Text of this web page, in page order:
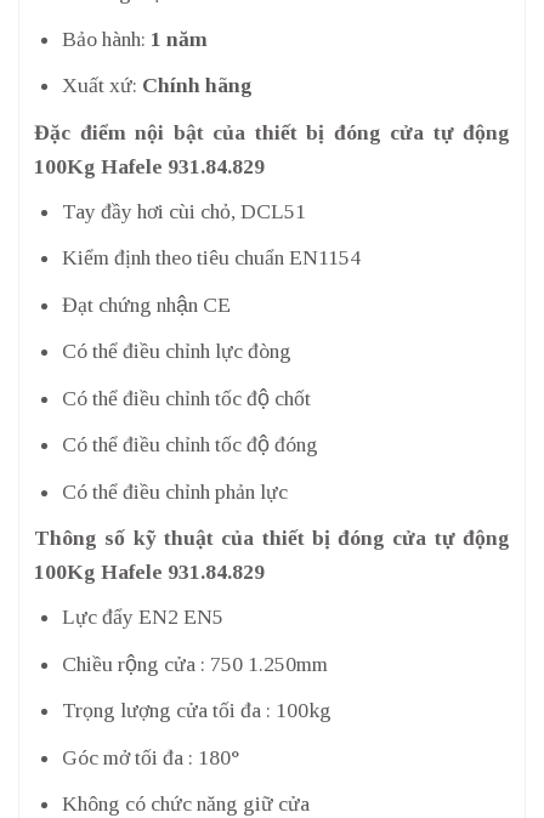
Bảo hành: 1 năm
Xuất xứ: Chính hãng
Đặc điểm nội bật của thiết bị đóng cửa tự động
100Kg Hafele 931.84.829
Tay đầy hơi cùi chỏ, DCL51
Kiểm định theo tiêu chuẩn EN1154
Đạt chứng nhận CE
Có thể điều chỉnh lực đòng
Có thể điều chỉnh tốc độ chốt
Có thể điều chỉnh tốc độ đóng
Có thể điều chỉnh phản lực
Thông số kỹ thuật của thiết bị đóng cửa tự động
100Kg Hafele 931.84.829
Lực đẩy EN2 EN5
Chiều rộng cửa : 750 1.250mm
Trọng lượng cửa tối đa : 100kg
Góc mở tối đa : 180°
Không có chức năng giữ cửa